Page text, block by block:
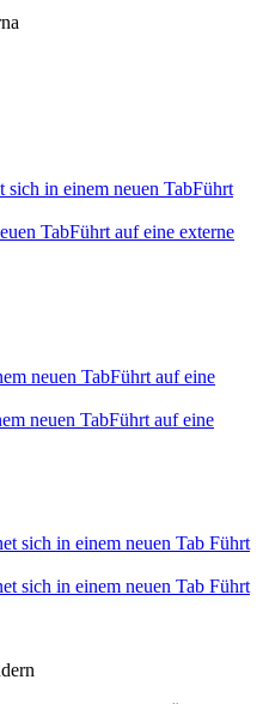
sich in einem neuen TabFührt
TabFührt auf eine externe
neuen TabFührt auf eine
neuen TabFührt auf eine
sich in einem neuen Tab Führt
sich in einem neuen Tab Führt